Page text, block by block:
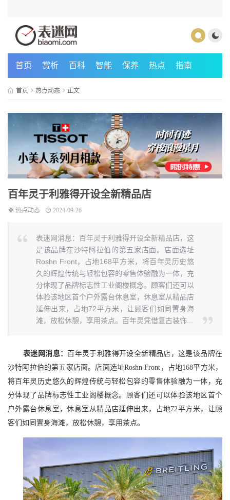
首页 赏析 百科 智能 保养 热点 指南
首页 热点动态 正文
百年灵于利雅得开设全新精品店
热点动态 2024-09-26
表迷网消息：百年灵于利雅得开设全新精品店，这
是该品牌在沙特阿拉伯的第五家店面。店面选址
Roshn Front，占地168平方米，将百年灵历史悠
久的辉煌传统与轻松包容的零售体验融为一体，充
分体现了品牌标志性工业阁楼概念。顾客们还可以
体验该地区首个户外露台休息室，休息室从精品店
延伸出来，占地72平方米，让顾客们如同置身海
滩，放松休憩，享用茶点。百年灵凭借复古装饰...
表迷网消息：
百年灵于利雅得开设全新精品店，这是该品牌在
沙特阿拉伯的第五家店面。店面选址Roshn Front，占地168平方米，
将百年灵历史悠久的辉煌传统与轻松包容的零售体验融为一体，充
分体现了品牌标志性工业阁楼概念。顾客们还可以体验该地区首个
户外露台休息室，休息室从精品店延伸出来，占地72平方米，让顾
客们如同置身海滩，放松休憩，享用茶点。